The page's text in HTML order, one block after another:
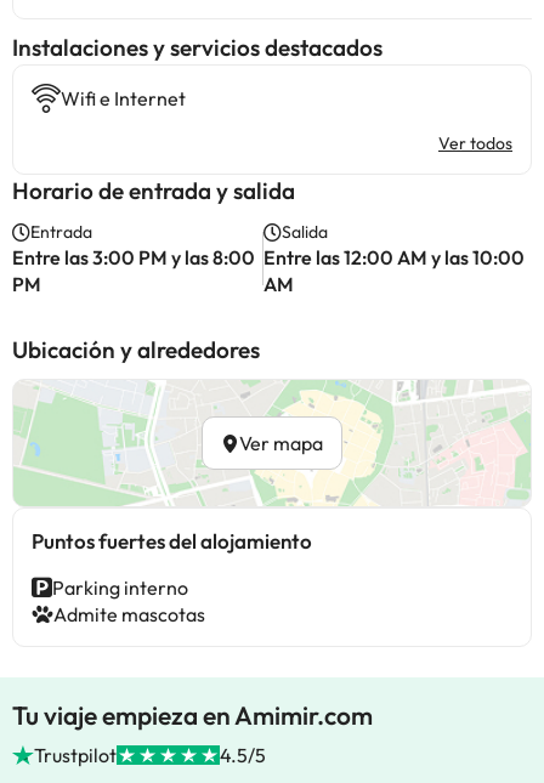
Instalaciones y servicios destacados
Wifi e Internet
Ver todos
Horario de entrada y salida
Entrada
Entre las 3:00 PM y las 8:00
PM
Salida
Entre las 12:00 AM y las 10:00
AM
Ubicación y alrededores
Ver mapa
Puntos fuertes del alojamiento
Parking interno
Admite mascotas
Tu viaje empieza en Amimir.com
Trustpilot 4.5/5